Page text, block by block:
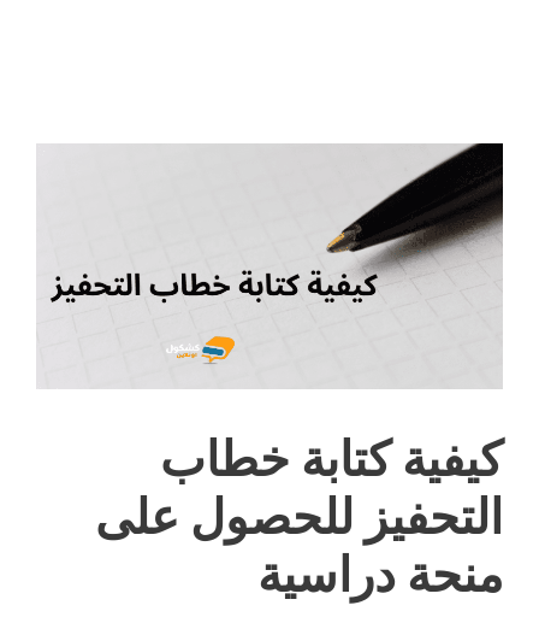
كيفية كتابة خطاب
التحفيز للحصول على
منحة دراسية